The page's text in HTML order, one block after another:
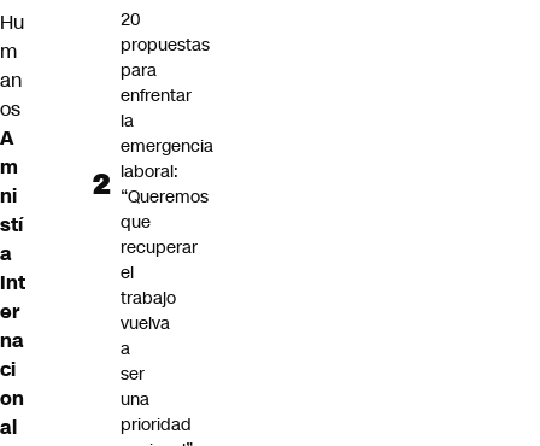
Hu
m
an
os
A
m
ni
stí
a
Int
er
na
ci
on
al
20
propuestas
para
enfrentar
la
emergencia
laboral:
“Queremos
que
recuperar
el
trabajo
vuelva
a
ser
una
prioridad